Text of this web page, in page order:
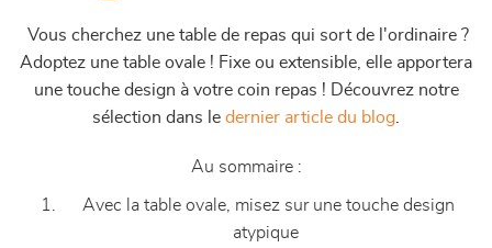
Vous cherchez une table de repas qui sort de l'ordinaire ?
Adoptez une table ovale ! Fixe ou extensible, elle apportera
une touche design à votre coin repas ! Découvrez notre
sélection dans le dernier article du blog
Au sommaire :
Avec la table ovale, misez sur une touche design
atypique